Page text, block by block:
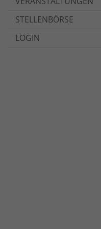
STELLENBÖRSE
LOGIN